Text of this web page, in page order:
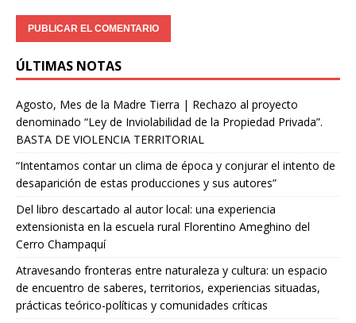
ÚLTIMAS NOTAS
Agosto, Mes de la Madre Tierra | Rechazo al proyecto
denominado “Ley de Inviolabilidad de la Propiedad Privada”.
BASTA DE VIOLENCIA TERRITORIAL
“Intentamos contar un clima de época y conjurar el intento de
desaparición de estas producciones y sus autores”
Del libro descartado al autor local: una experiencia
extensionista en la escuela rural Florentino Ameghino del
Cerro Champaquí
Atravesando fronteras entre naturaleza y cultura: un espacio
de encuentro de saberes, territorios, experiencias situadas,
prácticas teórico-políticas y comunidades críticas